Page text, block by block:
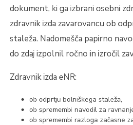
dokument, ki ga izbrani osebni
zdravnik izda zavarovancu ob
staleža. Nadomešča papirno
do zdaj izpolnil ročno in izročil
Zdravnik izda eNR:
ob odprtju bolniškega staleža,
ob spremembi navodil za
ob spremembi razloga začasne